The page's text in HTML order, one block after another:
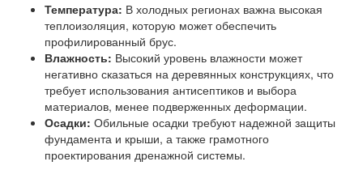
Температура: В холодных регионах важна высокая
теплоизоляция, которую может обеспечить
профилированный брус.
Влажность: Высокий уровень влажности может
негативно сказаться на деревянных конструкциях, что
требует использования антисептиков и выбора
материалов, менее подверженных деформации.
Осадки: Обильные осадки требуют надежной защиты
фундамента и крыши, а также грамотного
проектирования дренажной системы.